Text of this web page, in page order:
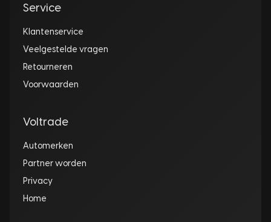
Service
Klantenservice
Veelgestelde vragen
Retourneren
Voorwaarden
Voltrade
Automerken
Partner worden
Privacy
Home